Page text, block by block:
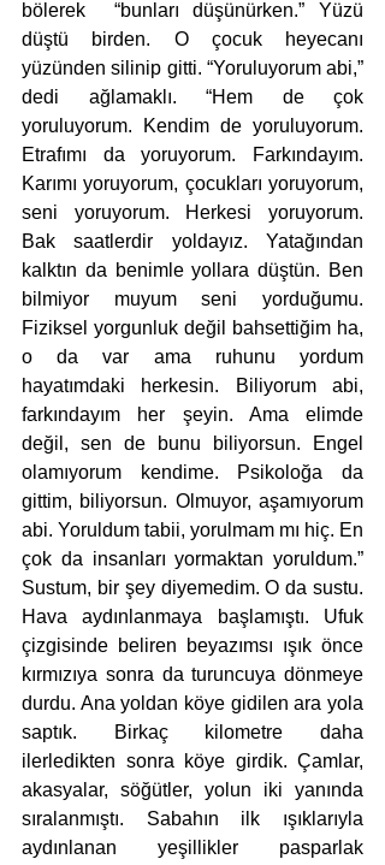
bölerek  “bunları düşünürken.” Yüzü
düştü birden. O çocuk heyecanı
yüzünden silinip gitti. “Yoruluyorum abi,”
dedi ağlamaklı. “Hem de çok
yoruluyorum. Kendim de yoruluyorum.
Etrafımı da yoruyorum. Farkındayım.
Karımı yoruyorum, çocukları yoruyorum,
seni yoruyorum. Herkesi yoruyorum.
Bak saatlerdir yoldayız. Yatağından
kalktın da benimle yollara düştün. Ben
bilmiyor muyum seni yorduğumu.
Fiziksel yorgunluk değil bahsettiğim ha,
o da var ama ruhunu yordum
hayatımdaki herkesin. Biliyorum abi,
farkındayım her şeyin. Ama elimde
değil, sen de bunu biliyorsun. Engel
olamıyorum kendime. Psikoloğa da
gittim, biliyorsun. Olmuyor, aşamıyorum
abi. Yoruldum tabii, yorulmam mı hiç. En
çok da insanları yormaktan yoruldum.”
Sustum, bir şey diyemedim. O da sustu.
Hava aydınlanmaya başlamıştı. Ufuk
çizgisinde beliren beyazımsı ışık önce
kırmızıya sonra da turuncuya dönmeye
durdu. Ana yoldan köye gidilen ara yola
saptık. Birkaç kilometre daha
ilerledikten sonra köye girdik. Çamlar,
akasyalar, söğütler, yolun iki yanında
sıralanmıştı. Sabahın ilk ışıklarıyla
aydınlanan yeşillikler pasparlak